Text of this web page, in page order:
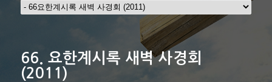
66. 요한계시록 새벽 사경회
(2011)